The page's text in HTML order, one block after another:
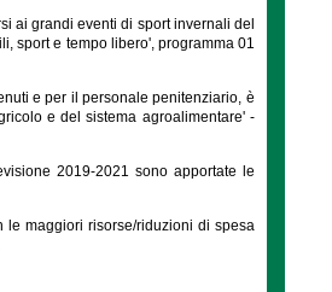
ai grandi eventi di sport invernali del
sport e tempo libero', programma 01
e per il personale penitenziario, è
e del sistema agroalimentare' -
2019-2021 sono apportate le
maggiori risorse/riduzioni di spesa